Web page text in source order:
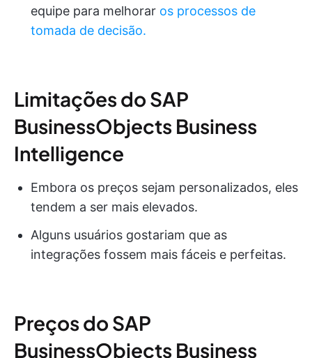
equipe para melhorar os processos de
tomada de decisão.
Limitações do SAP
BusinessObjects Business
Intelligence
Embora os preços sejam personalizados, eles
tendem a ser mais elevados.
Alguns usuários gostariam que as
integrações fossem mais fáceis e perfeitas.
Preços do SAP
BusinessObjects Business